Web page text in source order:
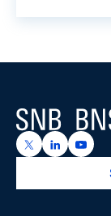
Logo
https://https://